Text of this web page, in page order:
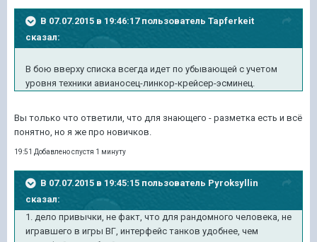
В 07.07.2015 в 19:46:17 пользователь Tapferkeit
сказал:
В бою вверху списка всегда идет по убывающей с учетом
уровня техники авианосец-линкор-крейсер-эсминец.
Вы только что ответили, что для знающего - разметка есть и всё
понятно, но я же про новичков.
19:51 Добавлено спустя 1 минуту
В 07.07.2015 в 19:45:15 пользователь Pyroksyllin
сказал:
1. дело привычки, не факт, что для рандомного человека, не
игравшего в игры ВГ, интерфейс танков удобнее, чем